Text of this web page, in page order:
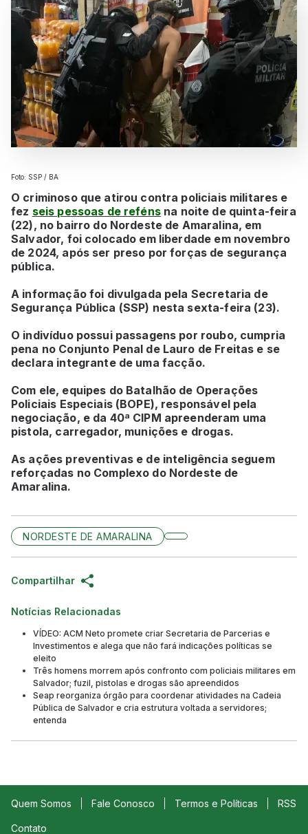
Foto: SSP / BA
O criminoso que atirou contra policiais militares e
fez seis pessoas de refénsna noite de quinta-feira
(22), no bairro do Nordeste de Amaralina, em
Salvador, foi colocado em liberdade em novembro
de 2024, após ser preso por forças de segurança
pública.
A informação foi divulgada pela Secretaria de
Segurança Pública (SSP) nesta sexta-feira (23).
O indivíduo possui passagens por roubo, cumpria
pena no Conjunto Penal de Lauro de Freitas e se
declara integrante de uma facção.
Com ele, equipes do Batalhão de Operações
Policiais Especiais (BOPE), responsável pela
negociação, e da 40ª CIPM apreenderam uma
pistola, carregador, munições e drogas.
As ações preventivas e de inteligência seguem
reforçadas no Complexo do Nordeste de
Amaralina.
NORDESTE DE AMARALINA
Compartilhar
Notícias Relacionadas
VÍDEO: ACM Neto promete criar Secretaria de Parcerias e
Investimentos e alega que não fará indicações políticas se
eleito
Três homens morrem após confronto com policiais militares em
Salvador; fuzil, pistolas e drogas são apreendidos
Seap reorganiza órgão para coordenar atividades na Cadeia
Pública de Salvador e cria estrutura voltada a servidores;
entenda
Quem Somos Fale Conosco Termos e Políticas RSS
Contato